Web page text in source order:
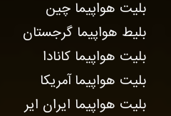
بلیت هواپیما چین
بلیط هواپیما گرجستان
بلیت هواپیما کانادا
بلیت هواپیما آمریکا
بلیت هواپیما ایران ایر